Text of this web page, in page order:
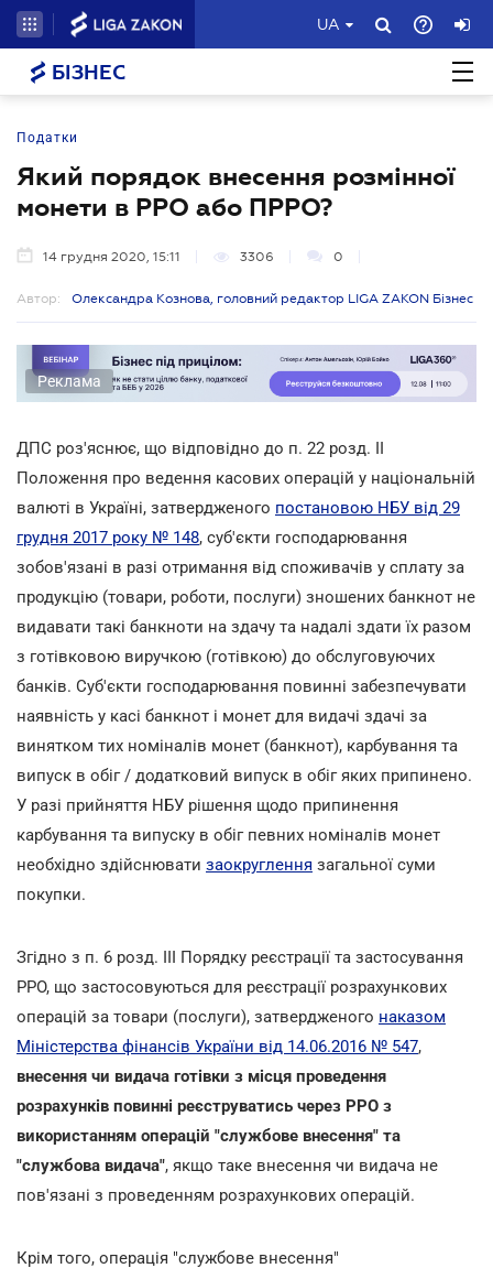
UA
БІЗНЕС
Податки
Який порядок внесення розмінної
монети в РРО або ПРРО?
14 грудня 2020, 15:11 3306 0
Автор: Олександра Кознова, головний редактор LIGA ZAKON Бізнес
Реклама
ДПС роз'яснює, що відповідно до п. 22 розд. II
Положення про ведення касових операцій у національній
валюті в Україні, затвердженого постановою НБУ від 29
грудня 2017 року № 148, суб'єкти господарювання
зобов'язані в разі отримання від споживачів у сплату за
продукцію (товари, роботи, послуги) зношених банкнот не
видавати такі банкноти на здачу та надалі здати їх разом
з готівковою виручкою (готівкою) до обслуговуючих
банків. Суб'єкти господарювання повинні забезпечувати
наявність у касі банкнот і монет для видачі здачі за
винятком тих номіналів монет (банкнот), карбування та
випуск в обіг / додатковий випуск в обіг яких припинено.
У разі прийняття НБУ рішення щодо припинення
карбування та випуску в обіг певних номіналів монет
необхідно здійснювати заокруглення загальної суми
покупки.
Згідно з п. 6 розд. III Порядку реєстрації та застосування
РРО, що застосовуються для реєстрації розрахункових
операцій за товари (послуги), затвердженого наказом
Міністерства фінансів України від 14.06.2016 № 547,
внесення чи видача готівки з місця проведення
розрахунків повинні реєструватись через РРО з
використанням операцій "службове внесення" та
"службова видача", якщо таке внесення чи видача не
пов'язані з проведенням розрахункових операцій.
Крім того, операція "службове внесення"